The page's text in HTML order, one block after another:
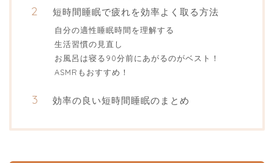
短時間睡眠で疲れを効率よく取る方法
自分の適性睡眠時間を理解する
生活習慣の見直し
お風呂は寝る90分前にあがるのがベスト！
ASMRもおすすめ！
効率の良い短時間睡眠のまとめ